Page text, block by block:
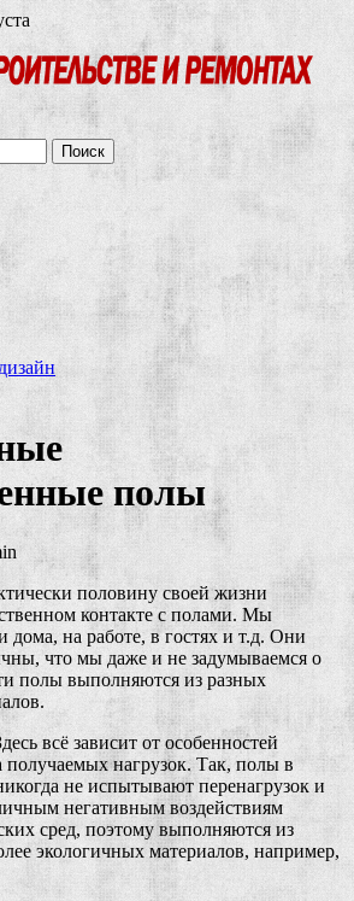
полы
половину своей жизни
контакте с полами. Мы
дома, на работе, в гостях и т.д. Они
что мы даже и не задумываемся о
полы выполняются из разных
всё зависит от особенностей
нагрузок. Так, полы в
не испытывают перенагрузок и
негативным воздействиям
сред, поэтому выполняются из
экологичных материалов, например,